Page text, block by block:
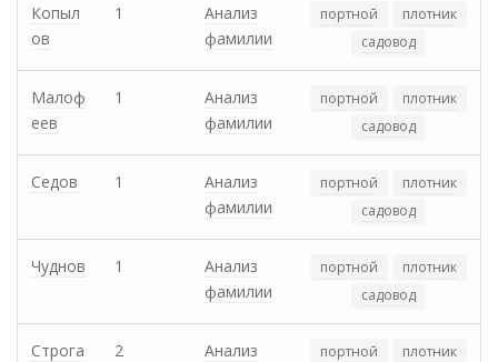
Копыл
ов
1
Анализ
фамилии
портной
плотник
садовод
Малоф
еев
1
Анализ
фамилии
портной
плотник
садовод
Седов 1
Анализ
фамилии
портной
плотник
садовод
Чуднов 1
Анализ
фамилии
портной
плотник
садовод
Строга
2
Анализ
портной
плотник